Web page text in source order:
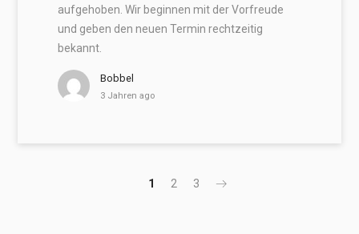
aufgehoben. Wir beginnen mit der Vorfreude
und geben den neuen Termin rechtzeitig
bekannt.
Bobbel
3 Jahren ago
1 2 3